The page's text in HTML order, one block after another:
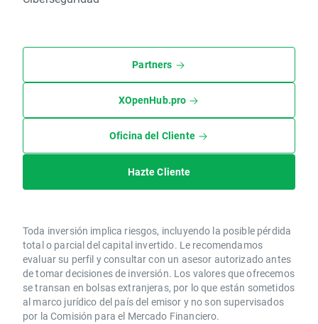
Partners
XOpenHub.pro
Oficina del Cliente
Hazte Cliente
Toda inversión implica riesgos, incluyendo la posible pérdida
total o parcial del capital invertido. Le recomendamos
evaluar su perfil y consultar con un asesor autorizado antes
de tomar decisiones de inversión. Los valores que ofrecemos
se transan en bolsas extranjeras, por lo que están sometidos
al marco jurídico del país del emisor y no son supervisados
por la Comisión para el Mercado Financiero.